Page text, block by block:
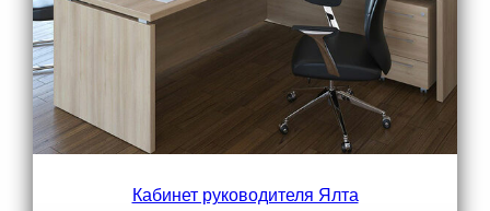
Кабинет руководителя Ялта